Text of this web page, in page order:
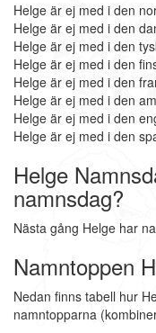
Helge är ej med i den
Helge är ej med i den
Helge är ej med i den
Helge är ej med i den
Helge är ej med i den
Helge är ej med i den
Helge är ej med i den
Helge är ej med i den
Helge
namnsdag?
Nästa gång Helge har
Namntoppen
Nedan finns tabell hur
namntopparna